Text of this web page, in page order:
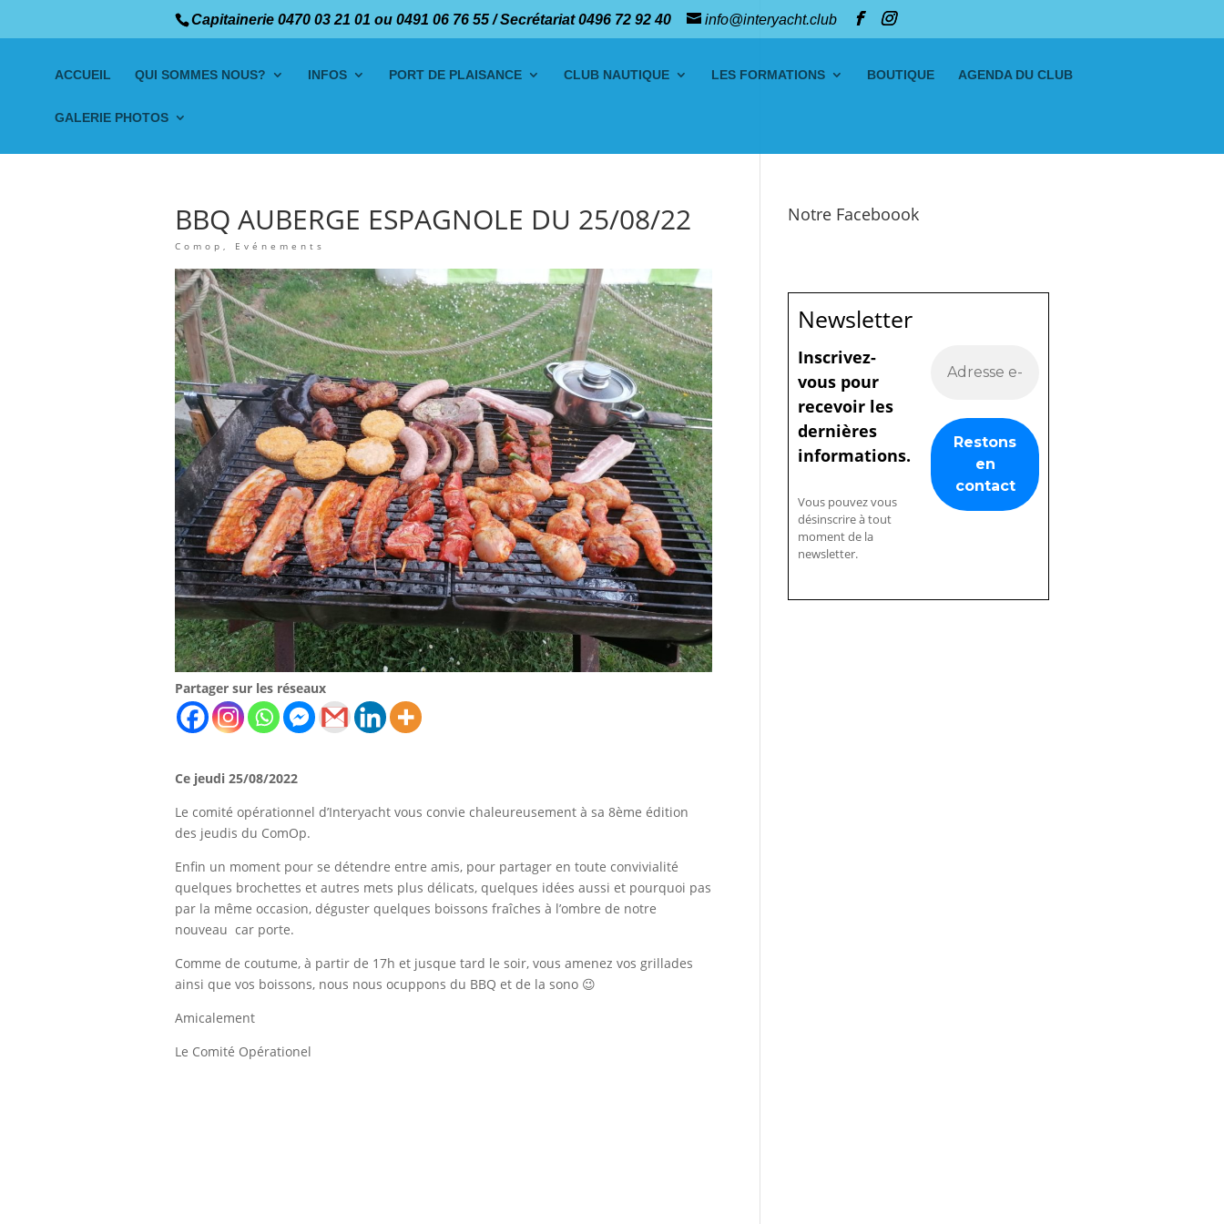
Capitainerie 0470 03 21 01 ou 0491 06 76 55 / Secrétariat 0496 72 92 40 info@interyacht.club
ACCUEIL QUI SOMMES NOUS? INFOS PORT DE PLAISANCE CLUB NAUTIQUE LES FORMATIONS BOUTIQUE AGENDA DU CLUB
GALERIE PHOTOS
BBQ AUBERGE ESPAGNOLE DU 25/08/22
Comop , Evénements
Partager sur les réseaux
Ce jeudi 25/08/2022
Le comité opérationnel d’Interyacht vous convie chaleureusement à sa 8ème édition
des jeudis du ComOp.
Enfin un moment pour se détendre entre amis, pour partager en toute convivialité
quelques brochettes et autres mets plus délicats, quelques idées aussi et pourquoi pas
par la même occasion, déguster quelques boissons fraîches à l’ombre de notre
nouveau car porte.
Comme de coutume, à partir de 17h et jusque tard le soir, vous amenez vos grillades
ainsi que vos boissons, nous nous ocuppons du BBQ et de la sono 😉
Amicalement
Le Comité Opérationel
Notre Faceboook
Newsletter
Inscrivez-
vous pour
recevoir les
dernières
informations.
Vous pouvez vous
désinscrire à tout
moment de la
newsletter.